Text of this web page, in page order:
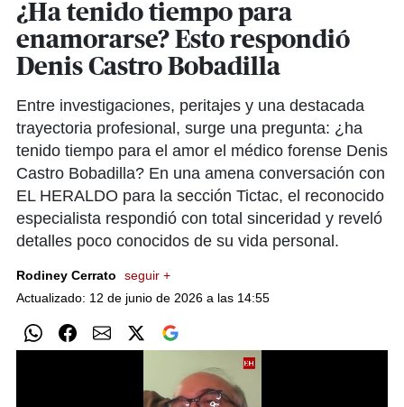
¿Ha tenido tiempo para
enamorarse? Esto respondió
Denis Castro Bobadilla
Entre investigaciones, peritajes y una destacada
trayectoria profesional, surge una pregunta: ¿ha
tenido tiempo para el amor el médico forense Denis
Castro Bobadilla? En una amena conversación con
EL HERALDO para la sección Tictac, el reconocido
especialista respondió con total sinceridad y reveló
detalles poco conocidos de su vida personal.
Rodiney Cerrato
seguir +
Actualizado: 12 de junio de 2026 a las 14:55